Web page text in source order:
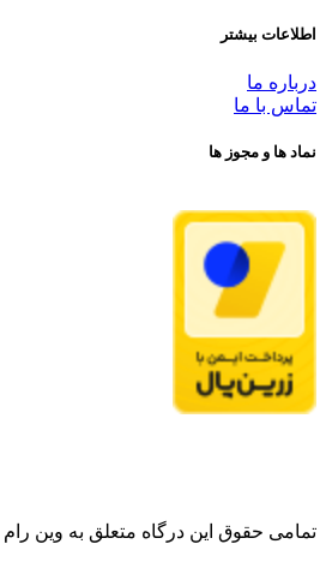
اطلاعات بیشتر
درباره ما
تماس با ما
نماد ها و مجوز ها
تمامی حقوق این درگاه متعلق به وین